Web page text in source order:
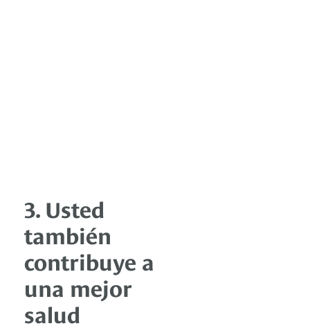
3. Usted
también
contribuye a
una mejor
salud